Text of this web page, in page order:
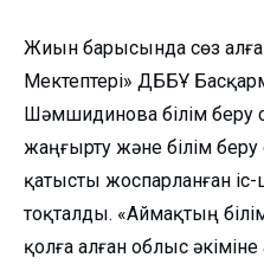
Жиын барысында сөз
Мектептері» ДББҰ
Шәмшидинова білім беру
жаңғырту және білім беру
қатысты жоспарланған
тоқталды. «Аймақтың
қолға алған облыс